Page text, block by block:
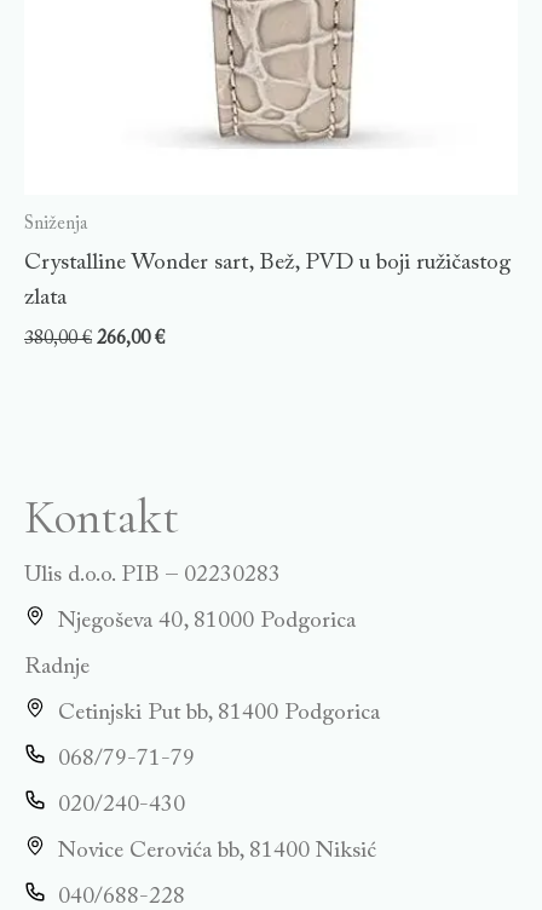
Sniženja
Crystalline Wonder sart, Bež, PVD u boji ružičastog
zlata
380,00€ 266,00€
Kontakt
Ulis d.o.o. PIB – 02230283
Njegoševa 40, 81000 Podgorica
Radnje
Cetinjski Put bb, 81400 Podgorica
068/79-71-79
020/240-430
Novice Cerovića bb, 81400 Niksić
040/688-228